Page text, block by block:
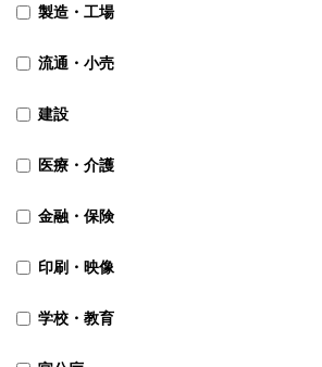
製造・工場
流通・小売
建設
医療・介護
金融・保険
印刷・映像
学校・教育